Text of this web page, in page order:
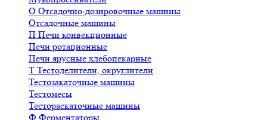
О Отсадочно-дозировочные машины
Отсадочные машины
П Печи конвекционные
Печи ротационные
Печи ярусные хлебопекарные
Т Тестоделители, округлители
Тестозакаточные машины
Тестомесы
Тестораскаточные машины
Ф Ферментаторы